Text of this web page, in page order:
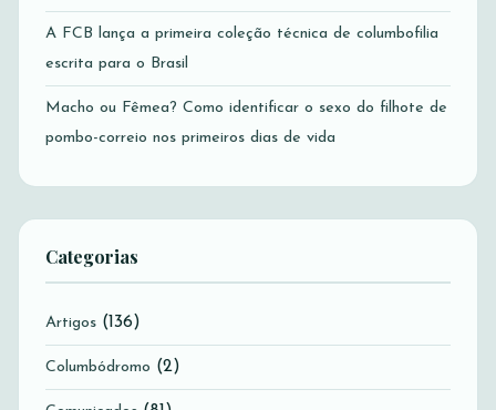
A FCB lança a primeira coleção técnica de columbofilia
escrita para o Brasil
Macho ou Fêmea? Como identificar o sexo do filhote de
pombo-correio nos primeiros dias de vida
Categorias
Artigos (136)
Columbódromo (2)